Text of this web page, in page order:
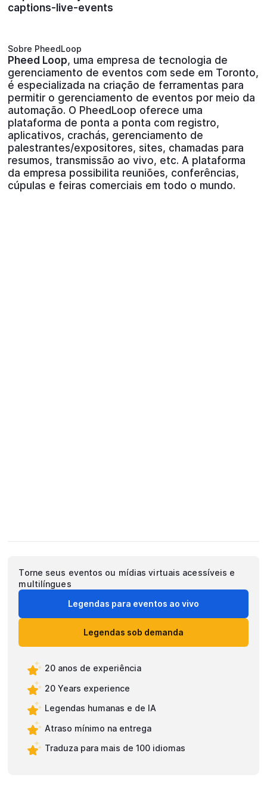
captions-live-events
Sobre PheedLoop
Pheed Loop, uma empresa de tecnologia de
gerenciamento de eventos com sede em Toronto,
é especializada na criação de ferramentas para
permitir o gerenciamento de eventos por meio da
automação. O PheedLoop oferece uma
plataforma de ponta a ponta com registro,
aplicativos, crachás, gerenciamento de
palestrantes/expositores, sites, chamadas para
resumos, transmissão ao vivo, etc. A plataforma
da empresa possibilita reuniões, conferências,
cúpulas e feiras comerciais em todo o mundo.
Torne seus eventos ou mídias virtuais acessíveis e
multilíngues
Legendas para eventos ao vivo
Legendas sob demanda
20 anos de experiência
20 Years experience
Legendas humanas e de IA
Atraso mínimo na entrega
Traduza para mais de 100 idiomas